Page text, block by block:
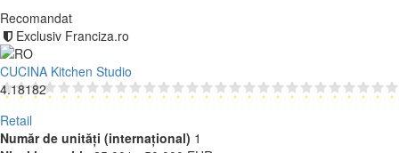
Recomandat
Exclusiv Franciza.ro
CUCINA Kitchen Studio
4.18182
Retail
Număr de unități (internațional) 1